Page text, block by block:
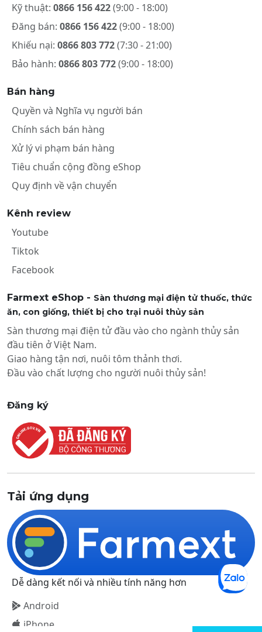
Kỹ thuật: 0866 156 422(9:00 - 18:00)
Đăng bán: 0866 156 422(9:00 - 18:00)
Khiếu nại: 0866 803 772(7:30 - 21:00)
Bảo hành: 0866 803 772(9:00 - 18:00)
Bán hàng
Quyền và Nghĩa vụ người bán
Chính sách bán hàng
Xử lý vi phạm bán hàng
Tiêu chuẩn cộng đồng eShop
Quy định về vận chuyển
Kênh review
Youtube
Tiktok
Facebook
Farmext eShop - Sàn thương mại điện tử thuốc, thức
ăn, con giống, thiết bị cho trại nuôi thủy sản
Sàn thương mại điện tử đầu vào cho ngành thủy sản
đầu tiên ở Việt Nam.
Giao hàng tận nơi, nuôi tôm thảnh thơi.
Đầu vào chất lượng cho người nuôi thủy sản!
Đăng ký
Tải ứng dụng
Dễ dàng kết nối và nhiều tính năng hơn
Android
iPhone